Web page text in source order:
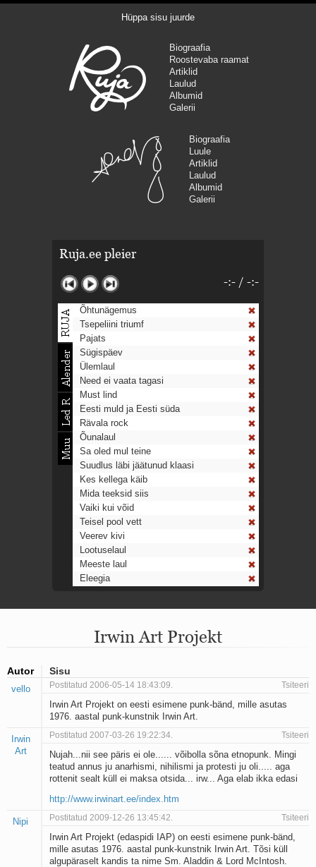
Hüppa sisu juurde
Biograafia
Roostevaba raamat
Artiklid
Laulud
Albumid
Galerii
Biograafia
Luule
Artiklid
Laulud
Albumid
Galerii
Ruja.ee pleier
-:- / -:-
Õhtunägemus
Tsepeliini triumf
Pajats
Sügispäev
Ülemlaul
Need ei vaata tagasi
Must lind
Eesti muld ja Eesti süda
Rävala rock
Õunalaul
Sa oled mul teine
Suudlus läbi jäätunud klaasi
Kes kellega käib
Mida teeksid siis
Vaiki kui võid
Teisel pool vett
Veerev kivi
Lootuselaul
Meeste laul
Eleegia
Ahtumine
Mu isamaa on minu arm
Aeg
Oota mind
Ih-ih-hii ja ah-ah-haa
Päikeselapsed
Laul võimalusest
Nii vaikseks kõik on jäänud
Mis saab sellest loomusevalust
Avanemine
Üleminek
Laul teost
Põhi, lõuna, ida, lääs
Elupõline kaja
Irwin Art Projekt
Autor Sisu
vello Postitatud 2006-05-14 18:43:09. Tsiteeri
Irwin Art Projekt on eesti esimene punk-bänd, mille asutas
1976. aastal punk-kunstnik Irwin Art.
Irwin
Art
Postitatud 2007-03-26 19:22:34. Tsiteeri
Nujah...nii see päris ei ole...... võibolla sõna etnopunk. Mingi
teatud annus ju anarhismi, nihilismi ja protesti ju oli..... aga
rottenit sealt küll ei maksa otsida... irw... Aga elab ikka edasi
http://www.irwinart.ee/index.htm
Nipi Postitatud 2009-12-26 13:45:42. Tsiteeri
Irwin Art Projekt (edaspidi IAP) on eesti esimene punk-bänd,
mille asutas 1976. aastal punk-kunstnik Irwin Art. Tõsi küll
algupäraselt kandis ta nime Sm. Aladdin & Lord McIntosh.